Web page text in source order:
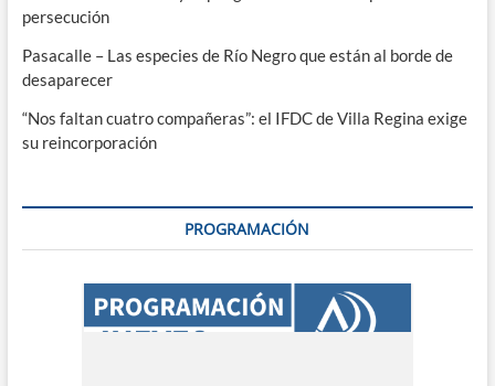
persecución
Pasacalle – Las especies de Río Negro que están al borde de
desaparecer
“Nos faltan cuatro compañeras”: el IFDC de Villa Regina exige
su reincorporación
PROGRAMACIÓN